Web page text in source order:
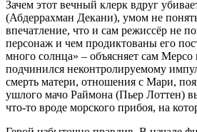
Зачем этот вечный клерк вдруг
(Абдеррахман Декани), умом не
впечатление, что и сам режиссёр не
персонаж и чем продиктованы его
много солнца» – объясняет сам Мерсо
подчинился неконтролируемому
смерть матери, отношения с Мари,
ушлого мачо Раймона (Пьер Лоттен)
что-то вроде морского прибоя, на